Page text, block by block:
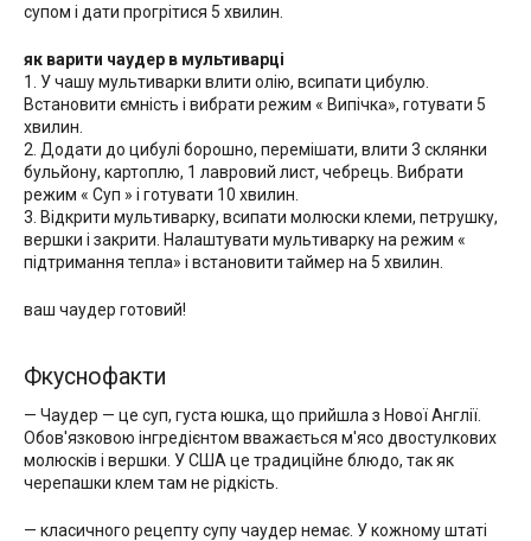
супом і дати прогрітися 5 хвилин.
як варити чаудер в мультиварці
1. У чашу мультиварки влити олію, всипати цибулю.
Встановити ємність і вибрати режим « Випічка», готувати 5
хвилин.
2. Додати до цибулі борошно, перемішати, влити 3 склянки
бульйону, картоплю, 1 лавровий лист, чебрець. Вибрати
режим « Суп » і готувати 10 хвилин.
3. Відкрити мультиварку, всипати молюски клеми, петрушку,
вершки і закрити. Налаштувати мультиварку на режим «
підтримання тепла» і встановити таймер на 5 хвилин.
ваш чаудер готовий!
Фкуснофакти
— Чаудер — це суп, густа юшка, що прийшла з Нової Англії.
Обов'язковою інгредієнтом вважається м'ясо двостулкових
молюсків і вершки. У США це традиційне блюдо, так як
черепашки клем там не рідкість.
— класичного рецепту супу чаудер немає. У кожному штаті